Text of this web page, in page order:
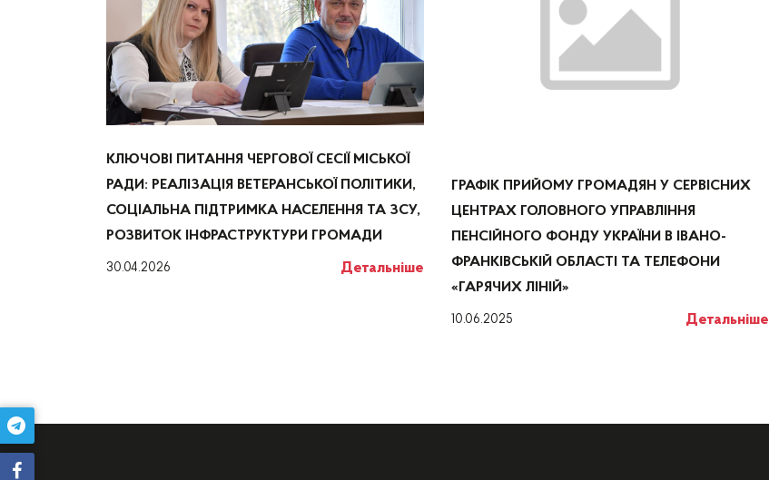
КЛЮЧОВІ ПИТАННЯ ЧЕРГОВОЇ СЕСІЇ МІСЬКОЇ
РАДИ: РЕАЛІЗАЦІЯ ВЕТЕРАНСЬКОЇ ПОЛІТИКИ,
СОЦІАЛЬНА ПІДТРИМКА НАСЕЛЕННЯ ТА ЗСУ,
РОЗВИТОК ІНФРАСТРУКТУРИ ГРОМАДИ
30.04.2026 Детальніше
ГРАФІК ПРИЙОМУ ГРОМАДЯН У СЕРВІСНИХ
ЦЕНТРАХ ГОЛОВНОГО УПРАВЛІННЯ
ПЕНСІЙНОГО ФОНДУ УКРАЇНИ В ІВАНО-
ФРАНКІВСЬКІЙ ОБЛАСТІ ТА ТЕЛЕФОНИ
«ГАРЯЧИХ ЛІНІЙ»
10.06.2025 Детальніше